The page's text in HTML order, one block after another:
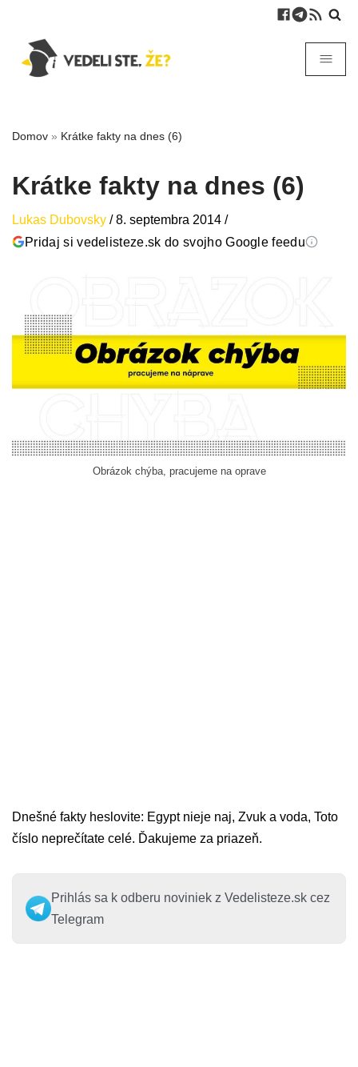
Domov » Krátke fakty na dnes (6)
Krátke fakty na dnes (6)
Lukas Dubovsky /8. septembra 2014 /
Pridaj si vedelisteze.sk do svojho Google feedu
Obrázok chýba, pracujeme na oprave
Dnešné fakty heslovite: Egypt nieje naj, Zvuk a voda, Toto
číslo neprečítate celé. Ďakujeme za priazeň.
Prihlás sa k odberu noviniek z Vedelisteze.sk cez
Telegram